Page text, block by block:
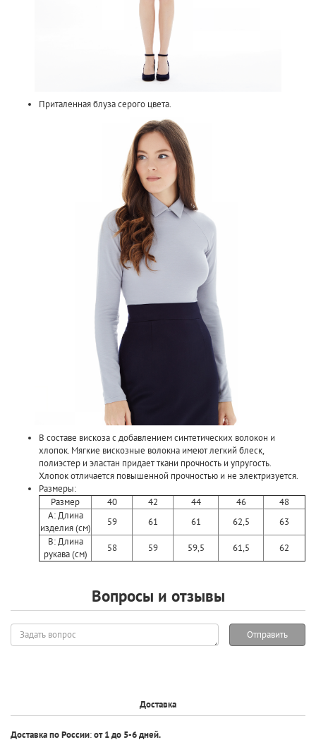
Приталенная блуза серого цвета.
В составе вискоза с добавлением синтетических волокон и
хлопок. Мягкие вискозные волокна имеют легкий блеск,
полиэстер и эластан придает ткани прочность и упругость.
Хлопок отличается повышенной прочностью и не электризуется.
Размеры:
Размер
40 42 44 46
48
A: Длина
изделия (см)
59 61 61 62,5
63
B: Длина
рукава (см)
58 59 59,5 61,5 62
Вопросы и отзывы
Задать
вопрос
Отправить
Доставка
Доставка по России:от 1 до 5-6 дней.